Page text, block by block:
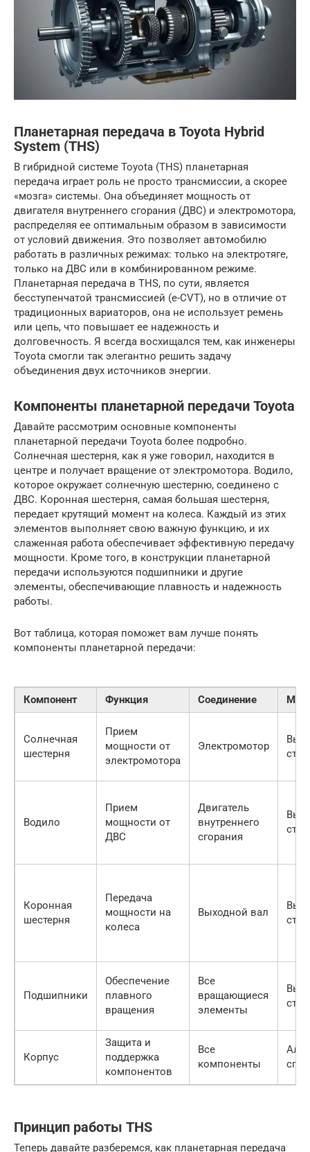
Планетарная передача в Toyota Hybrid
System (THS)
В гибридной системе Toyota (THS) планетарная
передача играет роль не просто трансмиссии, а скорее
«мозга» системы. Она объединяет мощность от
двигателя внутреннего сгорания (ДВС) и электромотора,
распределяя ее оптимальным образом в зависимости
от условий движения. Это позволяет автомобилю
работать в различных режимах: только на электротяге,
только на ДВС или в комбинированном режиме.
Планетарная передача в THS, по сути, является
бесступенчатой трансмиссией (e-CVT), но в отличие от
традиционных вариаторов, она не использует ремень
или цепь, что повышает ее надежность и
долговечность. Я всегда восхищался тем, как инженеры
Toyota смогли так элегантно решить задачу
объединения двух источников энергии.
Компоненты планетарной передачи Toyota
Давайте рассмотрим основные компоненты
планетарной передачи Toyota более подробно.
Солнечная шестерня, как я уже говорил, находится в
центре и получает вращение от электромотора. Водило,
которое окружает солнечную шестерню, соединено с
ДВС. Коронная шестерня, самая большая шестерня,
передает крутящий момент на колеса. Каждый из этих
элементов выполняет свою важную функцию, и их
слаженная работа обеспечивает эффективную передачу
мощности. Кроме того, в конструкции планетарной
передачи используются подшипники и другие
элементы, обеспечивающие плавность и надежность
работы.
Вот таблица, которая поможет вам лучше понять
компоненты планетарной передачи:
Компонент Функция Соединение
Солнечная
шестерня
Прием
мощности от
электромотора
Электромотор
Водило
Прием
мощности от
ДВС
Двигатель
внутреннего
сгорания
Коронная
шестерня
Передача
мощности на
колеса
Выходной вал
Подшипники
Обеспечение
плавного
вращения
Все
вращающиеся
элементы
Корпус
Защита и
поддержка
компонентов
Все
компоненты
Принцип работы THS
Теперь давайте разберемся, как планетарная передача